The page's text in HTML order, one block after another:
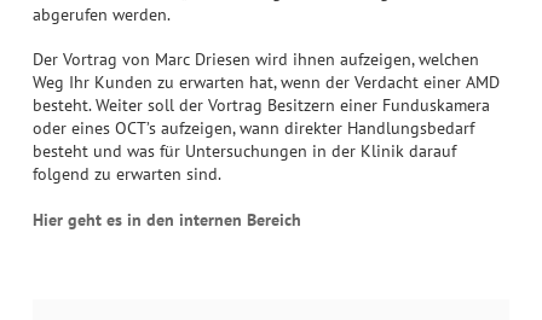
abgerufen werden.
Der Vortrag von Marc Driesen wird ihnen aufzeigen, welchen
Weg Ihr Kunden zu erwarten hat, wenn der Verdacht einer AMD
besteht. Weiter soll der Vortrag Besitzern einer Funduskamera
oder eines OCT’s aufzeigen, wann direkter Handlungsbedarf
besteht und was für Untersuchungen in der Klinik darauf
folgend zu erwarten sind.
Hier geht es in den internen Bereich